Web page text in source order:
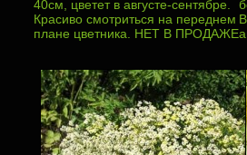
40см, цветет в августе-сентябре.
Красиво смотриться на переднем
плане цветника. НЕТ В ПРОДАЖЕ